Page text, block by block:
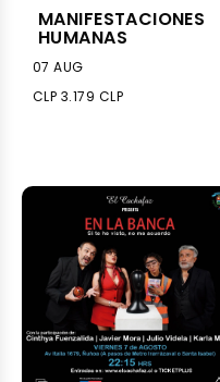
MANIFESTACIONES
HUMANAS
07 AUG
CLP 3.179 CLP